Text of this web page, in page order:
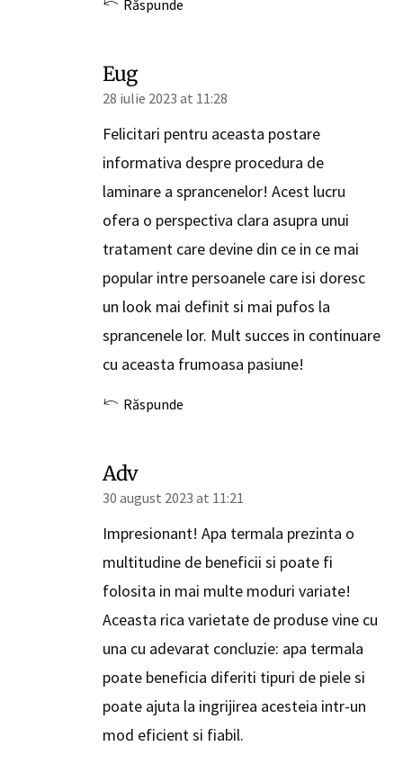
Răspunde
Eug
28 iulie 2023 at 11:28
Felicitari pentru aceasta postare
informativa despre procedura de
laminare a sprancenelor! Acest lucru
ofera o perspectiva clara asupra unui
tratament care devine din ce in ce mai
popular intre persoanele care isi doresc
un look mai definit si mai pufos la
sprancenele lor. Mult succes in continuare
cu aceasta frumoasa pasiune!
Răspunde
Adv
30 august 2023 at 11:21
Impresionant! Apa termala prezinta o
multitudine de beneficii si poate fi
folosita in mai multe moduri variate!
Aceasta rica varietate de produse vine cu
una cu adevarat concluzie: apa termala
poate beneficia diferiti tipuri de piele si
poate ajuta la ingrijirea acesteia intr-un
mod eficient si fiabil.